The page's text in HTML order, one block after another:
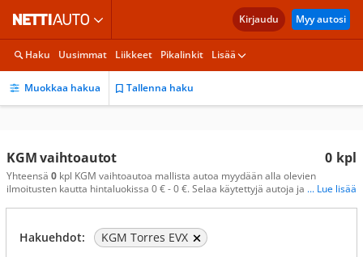
Kirjaudu Myy autosi
Haku Uusimmat Liikkeet Pikalinkit Lisää
Muokkaa hakua Tallenna haku
0 kpl
KGM vaihtoautot
Yhteensä 0 kpl KGM vaihtoautoa mallista autoa myydään alla olevien
ilmoitusten kautta hintaluokissa 0 € - 0 €. Selaa käytettyjä autoja ja ... Lue lisää
Hakuehdot: KGM Torres EVX